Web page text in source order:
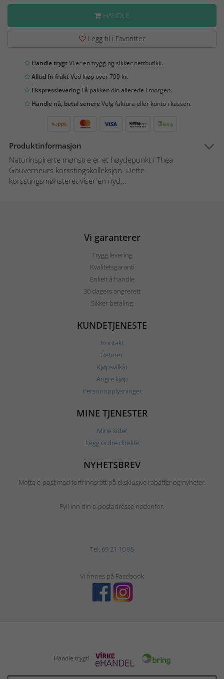
HANDLE
Legg til i Favoritter
Handle trygtVi er en trygg og sikker nettbutikk.
Alltid fri fraktVed kjøp over 799 kr.
Ekspresslevering Få pakken din allerede i morgen.
Handle nå, betal senereVelg faktura eller konto i kassen.
Produktinformasjon
Naturinspirerte mønstre er et høydepunkt i Thea
Gouverneurs korsstingskolleksjon. Dette
korsstingsmønsteret viser en nyd...
Vi garanterer
Trygg levering
Kvalitetsgaranti
Enkelt å handle
30 dagers angrerett
Sikker betaling
KUNDETJENESTE
Kontakt
Returer
Kjøpsvilkår
Angre kjøp
Personopplysninger
MINE TJENESTER
Mine sider
Legg ordre direkte
NYHETSBREV
Motta e-post med fortrinnsrett på eksklusive rabatter og nyheter.
Fyll inn din e-postadresse nedenfor.
Tel: 69 21 10 95
Vi finnes på Facebook
Handle trygt!